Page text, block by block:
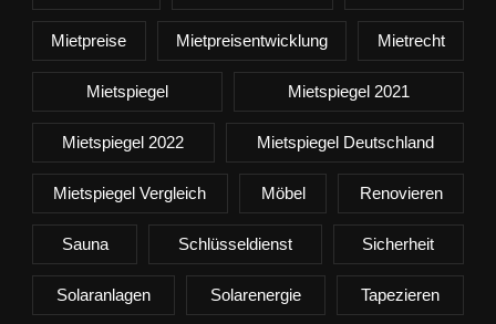
Mietpreise Mietpreisentwicklung Mietrecht
Mietspiegel Mietspiegel 2021
Mietspiegel 2022 Mietspiegel Deutschland
Mietspiegel Vergleich Möbel Renovieren
Sauna Schlüsseldienst Sicherheit
Solaranlagen Solarenergie Tapezieren